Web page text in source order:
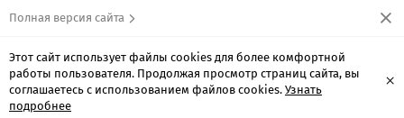
Полная версия сайта
Этот сайт использует файлы cookies для более комфортной
работы пользователя. Продолжая просмотр страниц сайта, вы
соглашаетесь с использованием файлов cookies. Узнать
подробнее
×